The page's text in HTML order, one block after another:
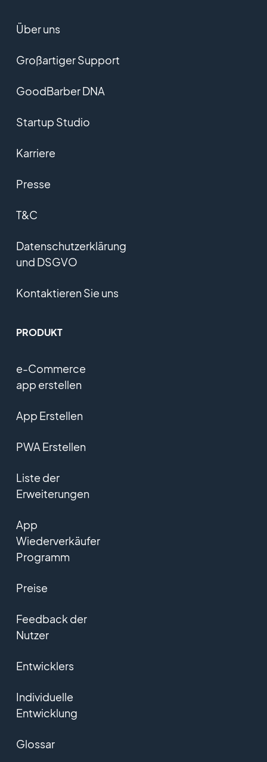
Über uns
Großartiger Support
GoodBarber DNA
Startup Studio
Karriere
Presse
T&C
Datenschutzerklärung
und DSGVO
Kontaktieren Sie uns
PRODUKT
e-Commerce
app erstellen
App Erstellen
PWA Erstellen
Liste der
Erweiterungen
App
Wiederverkäufer
Programm
Preise
Feedback der
Nutzer
Entwicklers
Individuelle
Entwicklung
Glossar